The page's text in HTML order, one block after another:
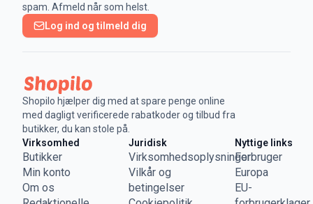
spam. Afmeld når som helst.
Log ind og tilmeld dig
Shopilo hjælper dig med at spare penge online
med dagligt verificerede rabatkoder og tilbud fra
butikker, du kan stole på.
Virksomhed
Butikker
Min konto
Om os
Juridisk
Virksomhedsoplysninger
Vilkår og
betingelser
Nyttige links
Forbruger
Europa
EU-